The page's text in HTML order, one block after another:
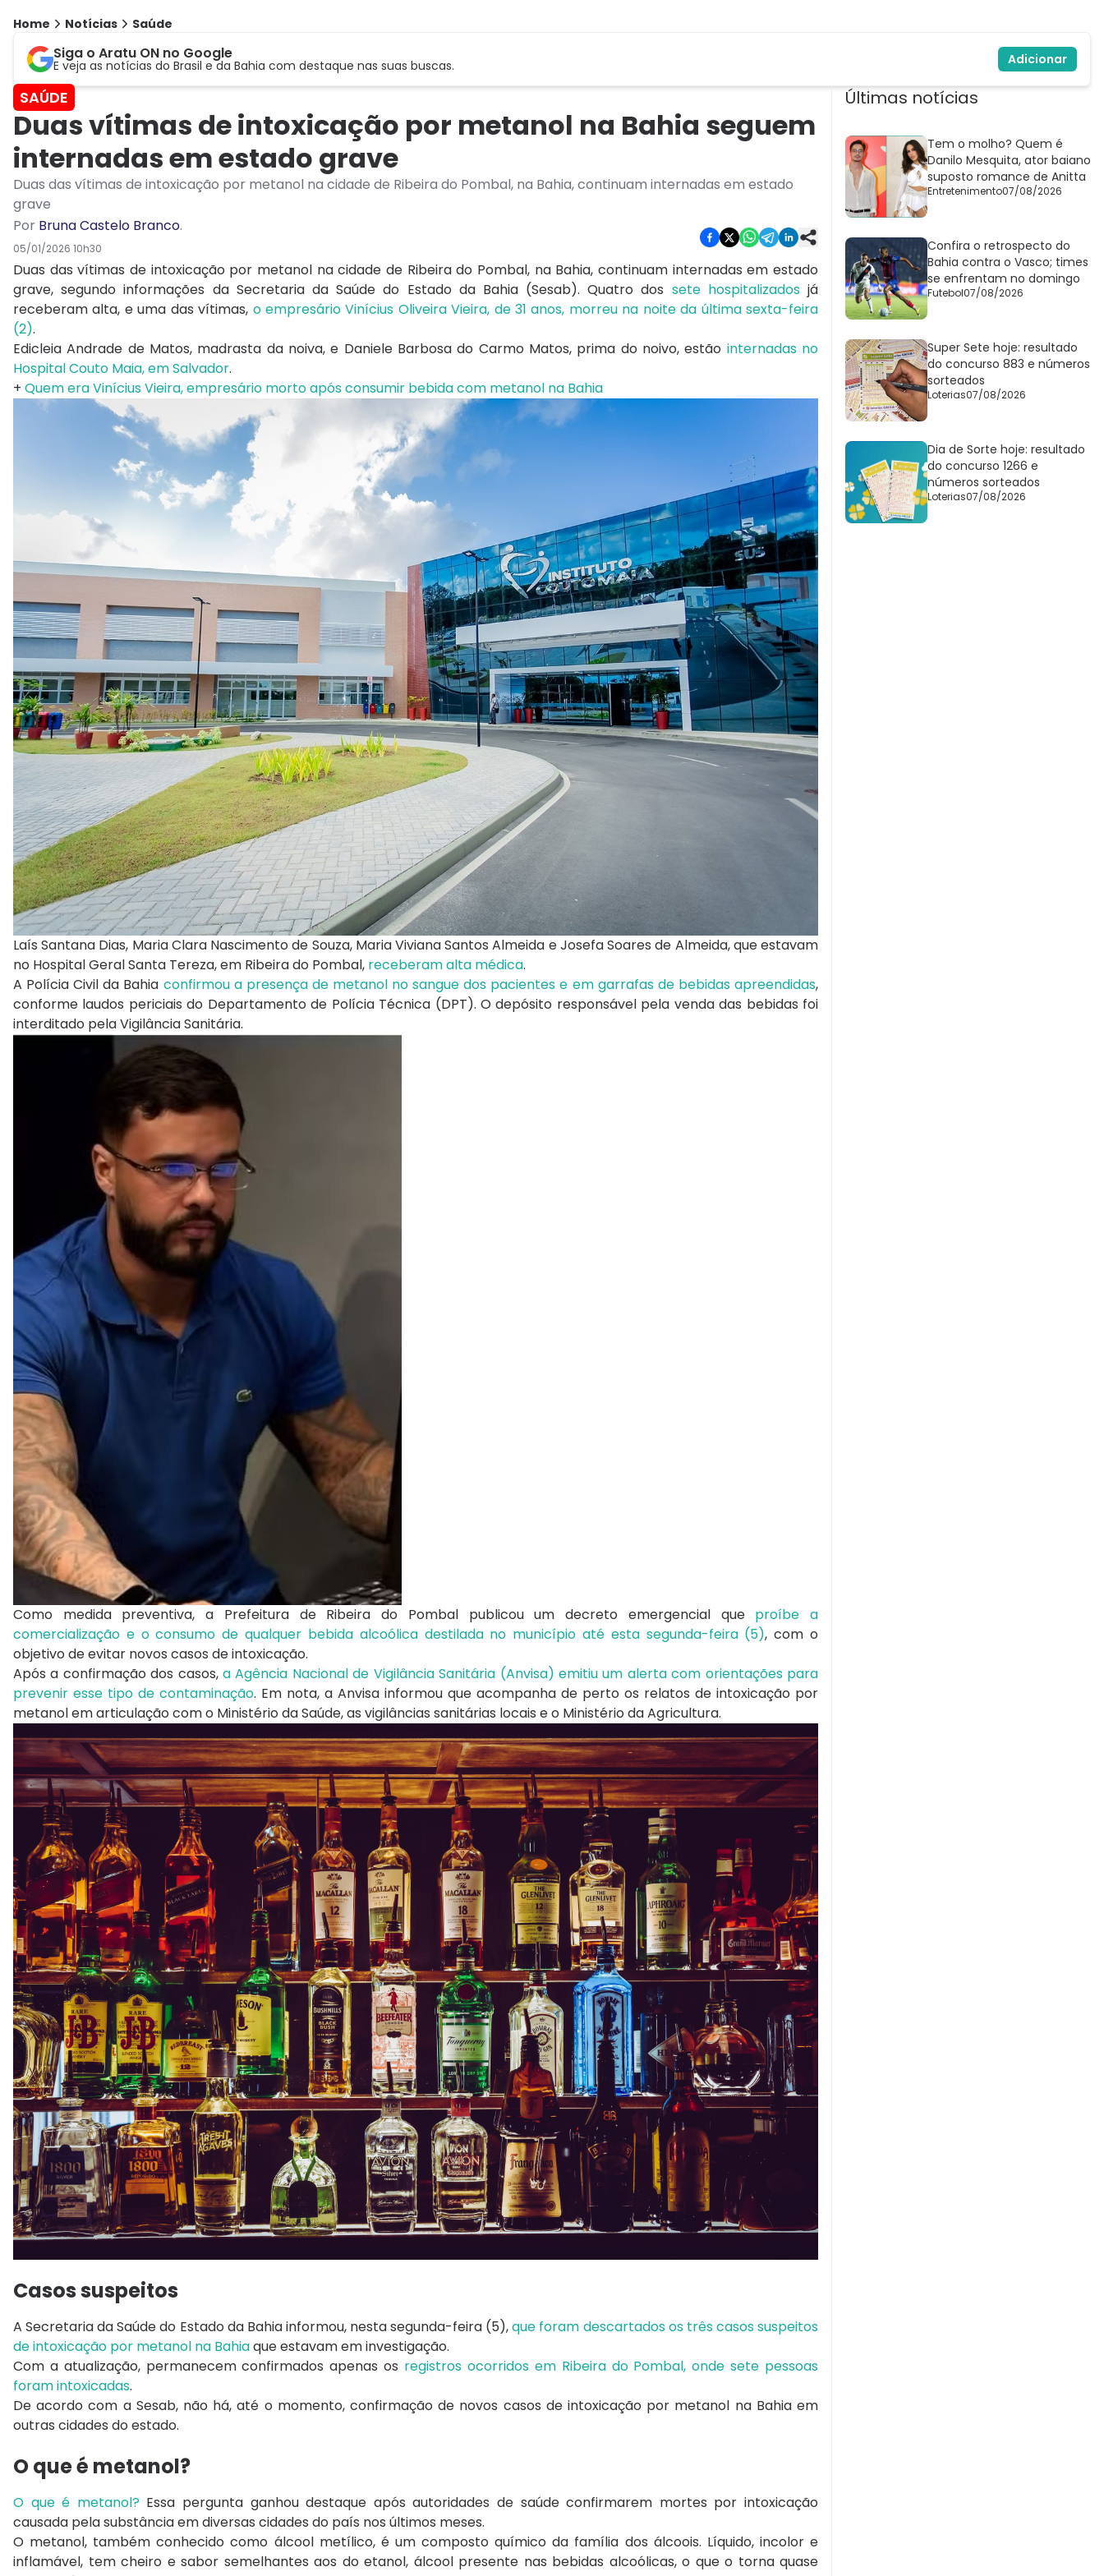
Home Notícias Saúde
Siga o Aratu ON no Google
E veja as notícias do Brasil e da Bahia com destaque nas suas buscas. Adicionar
SAÚDE
Duas vítimas de intoxicação por metanol na Bahia seguem
internadas em estado grave
Duas das vítimas de intoxicação por metanol na cidade de Ribeira do Pombal, na Bahia, continuam internadas em estado
grave
Por Bruna Castelo Branco.
05/01/2026 10h30
Duas das vítimas de intoxicação por metanol na cidade de Ribeira do Pombal, na Bahia, continuam internadas em estado
grave, segundo informações da Secretaria da Saúde do Estado da Bahia (Sesab). Quatro dos sete hospitalizadosjá
receberam alta, e uma das vítimas, o empresário Vinícius Oliveira Vieira, de 31 anos, morreu na noite da última sexta-feira
(2).
Edicleia Andrade de Matos, madrasta da noiva, e Daniele Barbosa do Carmo Matos, prima do noivo, estão internadas no
Hospital Couto Maia, em Salvador.
+ Quem era Vinícius Vieira, empresário morto após consumir bebida com metanol na Bahia
Laís Santana Dias, Maria Clara Nascimento de Souza, Maria Viviana Santos Almeida e Josefa Soares de Almeida, que estavam
no Hospital Geral Santa Tereza, em Ribeira do Pombal, receberam alta médica.
A Polícia Civil da Bahia confirmou a presença de metanol no sangue dos pacientes e em garrafas de bebidas apreendidas,
conforme laudos periciais do Departamento de Polícia Técnica (DPT). O depósito responsável pela venda das bebidas foi
interditado pela Vigilância Sanitária.
Como medida preventiva, a Prefeitura de Ribeira do Pombal publicou um decreto emergencial que proíbe a
comercialização e o consumo de qualquer bebida alcoólica destilada no município até esta segunda-feira (5), com o
objetivo de evitar novos casos de intoxicação.
Após a confirmação dos casos,a Agência Nacional de Vigilância Sanitária (Anvisa) emitiu um alerta com orientações para
prevenir esse tipo de contaminação. Em nota, a Anvisa informou que acompanha de perto os relatos de intoxicação por
metanol em articulação com o Ministério da Saúde, as vigilâncias sanitárias locais e o Ministério da Agricultura.
Casos suspeitos
A Secretaria da Saúde do Estado da Bahia informou, nesta segunda-feira (5),que foram descartados os três casos suspeitos
de intoxicação por metanol na Bahiaque estavam em investigação.
Com a atualização, permanecem confirmados apenas os registros ocorridos em Ribeira do Pombal, onde sete pessoas
foram intoxicadas.
De acordo com a Sesab, não há, até o momento, confirmação de novos casos de intoxicação por metanol na Bahia em
outras cidades do estado.
O que é metanol?
O que é metanol? Essa pergunta ganhou destaque após autoridades de saúde confirmarem mortes por intoxicação
causada pela substância em diversas cidades do país nos últimos meses.
O metanol, também conhecido como álcool metílico, é um composto químico da família dos álcoois. Líquido, incolor e
inflamável, tem cheiro e sabor semelhantes aos do etanol, álcool presente nas bebidas alcoólicas, o que o torna quase
Últimas notícias
Tem o molho? Quem é
Danilo Mesquita, ator baiano
suposto romance de Anitta
Entretenimento07/08/2026
Confira o retrospecto do
Bahia contra o Vasco; times
se enfrentam no domingo
Futebol07/08/2026
Super Sete hoje: resultado
do concurso 883 e números
sorteados
Loterias07/08/2026
Dia de Sorte hoje: resultado
do concurso 1266 e
números sorteados
Loterias07/08/2026